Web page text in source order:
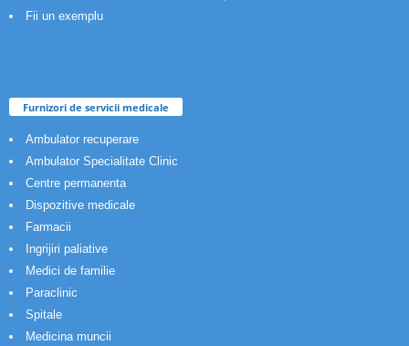
Fii un exemplu
Furnizori de servicii medicale
Ambulator recuperare
Ambulator Specialitate Clinic
Centre permanenta
Dispozitive medicale
Farmacii
Ingrijiri paliative
Medici de familie
Paraclinic
Spitale
Medicina muncii